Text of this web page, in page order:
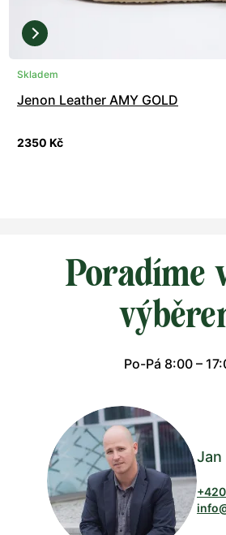
Skladem
Jenon Leather AMY GOLD
2350 Kč
Poradíme
Po-Pá 8:00 –
Jan